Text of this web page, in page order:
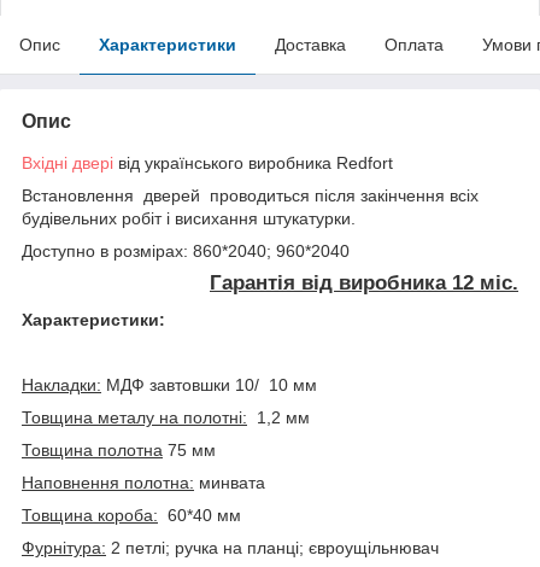
Опис Характеристики Доставка Оплата Умови
Опис
Вхідні двері від українського виробника Redfort
Встановлення дверей проводиться після закінчення всіх
будівельних робіт і висихання штукатурки.
Доступно в розмірах: 860*2040; 960*2040
Гарантія від виробника 12 міс.
Характеристики:
Накладки: МДФ завтовшки 10/ 10 мм
Товщина металу на полотні: 1,2 мм
Товщина полотна 75 мм
Наповнення полотна: минвата
Товщина короба: 60*40 мм
Фурнітура: 2 петлі; ручка на планці; євроущільнювач